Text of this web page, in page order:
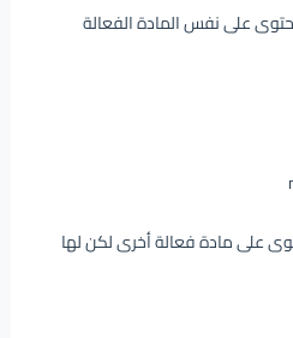
على نفس المادة الفعالة
على مادة فعالة أخرى لكن لها